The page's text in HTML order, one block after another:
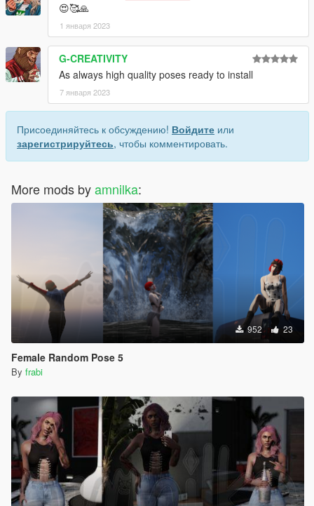
😍🥰🙏
1 января 2023
G-CREATIVITY
As always high quality poses ready to install
7 января 2023
Присоединяйтесь к обсуждению! Войдите или
зарегистрируйтесь, чтобы комментировать.
More mods byamnilka:
952 23
Female Random Pose 5
By frabi